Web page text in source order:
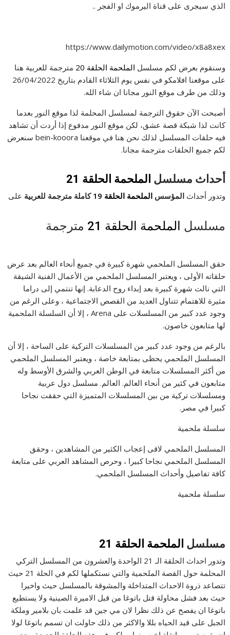
الذي سيجرى على قناة اليرموك او الفجر ..
https://www.dailymotion.com/video/x8a8xex
وسنقوم بعرض لكم مسلسل الملحمة الحلقة 20
مترجمة للعربية هنا
على موقعنا افلامكو في نفس يوم الثلاثاء القادم بتاريخ 26/04/2022
وذلك من طرف موقع النور مجانا ان شاء الله.
أصبحت الآن حقوق الترجمة لمسلسل المحلمة لذا موقع النور بعدما
كانت لذا شبكة قصة عشق، لكن موقع النور مدفوع إذا أردت أن تشاهد
فيه حلقات المسلسل لذلك نحن هنا في موقعنا bein-kooora سنعرض
لكم جميع الحلقات مترجمة مجانا.
أحداث مسلسل الملحمة الحلقة 21
وتدور أحداث المؤسسالملحمة الحلقة 19 كاملة مترجمة للعربية على
مسلسل الملحمة الحلقة 21 مترجمة
حقق المسلسل الملحمي شهرة كبيرة في جميع أنحاء العالم بعد عرض
حلقاته الأولى ، ويعتبر المسلسل الملحمي من الأعمال الفنية الشيقة
التي نالت شهرة كبيرة بعد إبداء روح الدعابة. إنها تنتمي إلى دراما
مثيرة للاهتمام تتناول العديد من القصص الاجتماعية ، وعلى الرغم من
وجود عدد كبير من المسلسلات على Arena ، إلا أن السلسلة الملحمية
لها متابعون خاصون.
بالرغم من وجود عدد كبير من المسلسلات التركية على الساحة ، إلا أن
المسلسل الملحمي يحظى بمتابعة خاصة ، ويعتبر المسلسل الملحمي
من أكثر المسلسلات متابعة في الوطن العربي والشرق الأوسط وله
متابعون في كثير من أنحاء العالم. العالم. مسلسل دول عربية
ومسلسلات تركية من بين المسلسلات المتميزة التي حققت نجاحا
كبيرا في مصر.
سلسلة ملحمية
المسلسل الملحمي لاقى إعجاب الكثير من المشاهدين ، وحقق
المسلسل الملحمي نجاحا كبيرا ، وحرص المشاهد العربي على متابعة
كافة تفاصيل وأحداث المسلسل الملحمي.
سلسلة ملحمية
مسلسل الملحمة الحلقة 21
وتدور احداث الحلقة الـ 21 الواحدة والعشرون من المسلسل التركي
المحلمة حول القصة الملحمية والتي نستكملها لكم في الحلة 21 حيث
تتصاعد ذروة الاحداث المتداخلة والمشوقة بالمسلسل حيث واخيرا
حيث بعد فشل محاولة قتل باتوغا من قبل الاميرة الصينية ولا يستطيع
باتوغا ان يفصح عن ذلك نظرا لان مي جين قد علمت بان بلامير وملكة
الجبل على قيد الحياه بللا والاكثر من ذلك حاولت ان تسمم باتوغا لولا